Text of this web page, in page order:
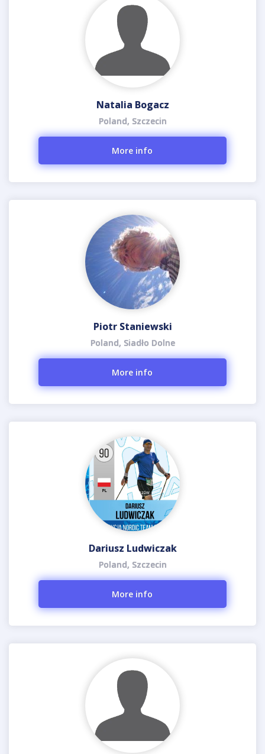
Natalia Bogacz
Poland, Szczecin
More info
Piotr Staniewski
Poland, Siadło Dolne
More info
Dariusz Ludwiczak
Poland, Szczecin
More info